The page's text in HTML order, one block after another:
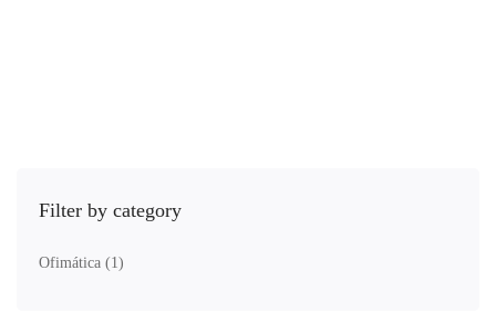
Filter by category
Ofimática (1)